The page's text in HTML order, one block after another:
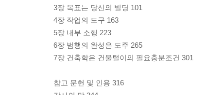
3장 목표는 당신의 빌딩 101
4장 작업의 도구 163
5장 내부 소행 223
6장 범행의 완성은 도주 265
7장 건축학은 건물털이의 필요충분조건 301
참고 문헌 및 인용 316